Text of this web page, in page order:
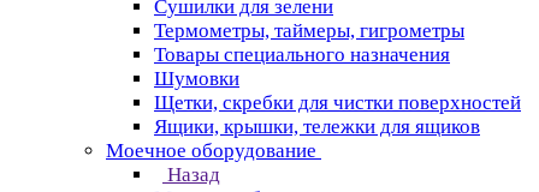
Сушилки для зелени
Термометры, таймеры, гигрометры
Товары специального назначения
Шумовки
Щетки, скребки для чистки поверхностей
Ящики, крышки, тележки для ящиков
Моечное оборудование
Назад